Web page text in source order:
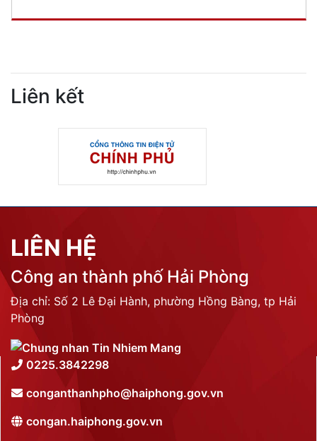
Liên kết
LIÊN HỆ
Công an thành phố Hải Phòng
Địa chỉ: Số 2 Lê Đại Hành, phường Hồng Bàng, tp Hải
Phòng
0225.3842298
conganthanhpho@haiphong.gov.vn
congan.haiphong.gov.vn